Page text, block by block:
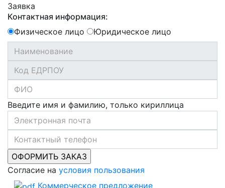
Заявка
Контактная информация:
Физическое лицо
Юридическое лицо
Введите имя и фамилию, только кириллица
Согласие на условия пользования
Коммерческое предложение